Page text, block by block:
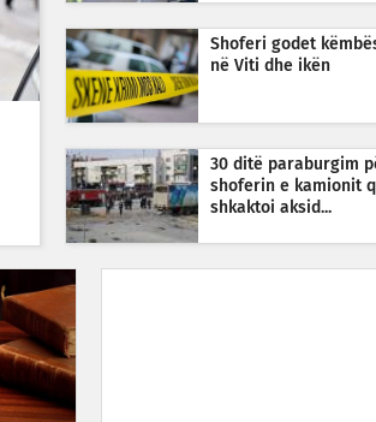
Shoferi godet
në Viti dhe ikën
30 ditë paraburgim
shoferin e kamionit
shkaktoi aksid...